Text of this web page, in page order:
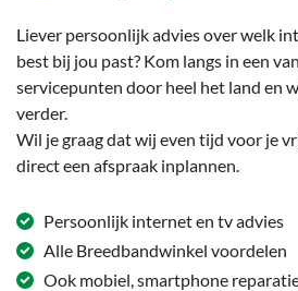
Liever persoonlijk advies over welk
best bij jou past? Kom langs in een
servicepunten door heel het land en
verder.
Wil je graag dat wij even tijd voor je
direct een afspraak inplannen.
Persoonlijk internet en tvadvies
Alle Breedbandwinkel voordelen
Ook mobiel, smartphone